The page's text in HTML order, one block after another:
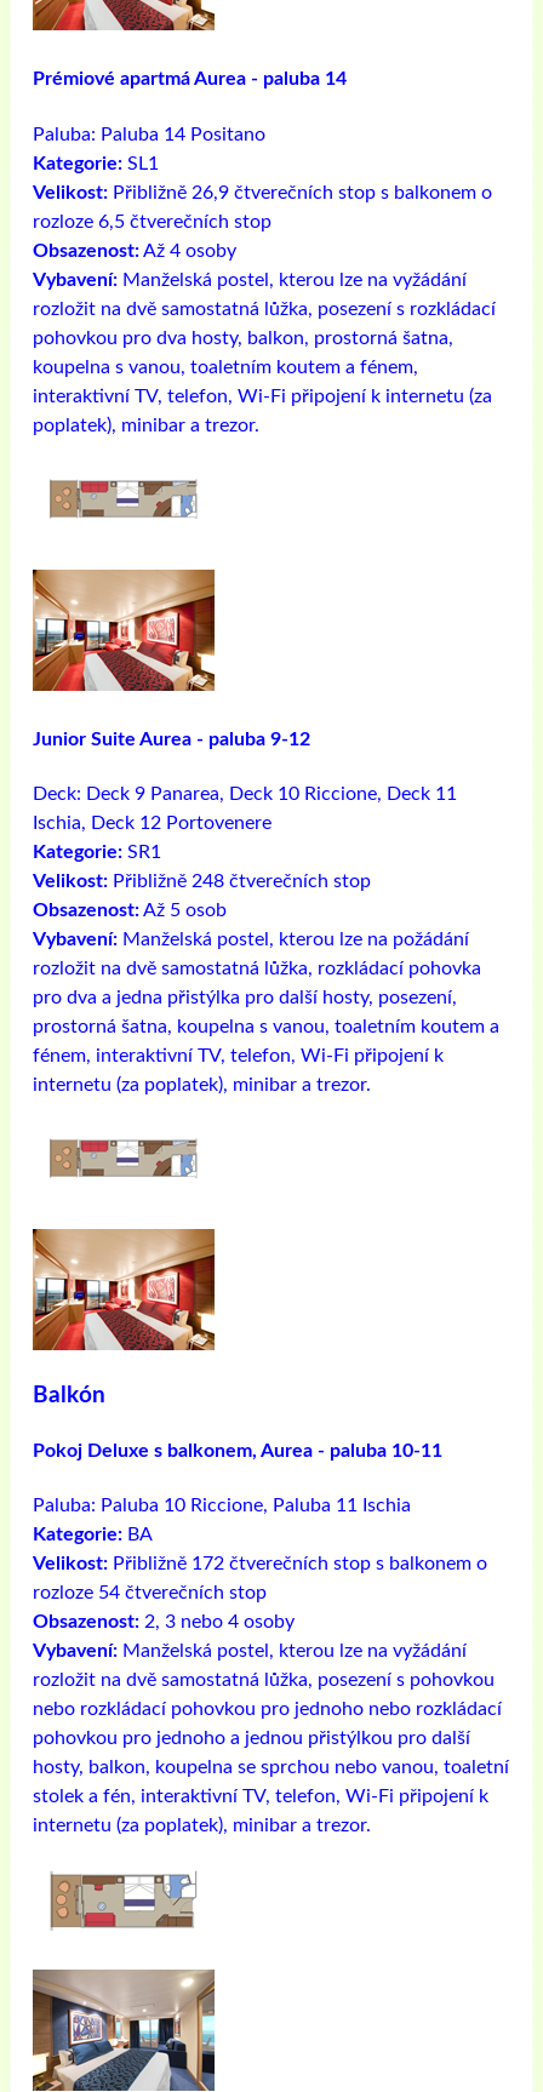
Prémiové apartmá Aurea - paluba 14
Paluba: Paluba 14 Positano
Kategorie: SL1
Velikost: Přibližně 26,9 čtverečních stop s balkonem o
rozloze 6,5 čtverečních stop
Obsazenost:Až 4 osoby
Vybavení: Manželská postel, kterou lze na vyžádání
rozložit na dvě samostatná lůžka, posezení s rozkládací
pohovkou pro dva hosty, balkon, prostorná šatna,
koupelna s vanou, toaletním koutem a fénem, ​​
interaktivní TV, telefon, Wi-Fi připojení k internetu (za
poplatek), minibar a trezor.
Junior Suite Aurea - paluba 9-12
Deck: Deck 9 Panarea, Deck 10 Riccione, Deck 11
Ischia, Deck 12 Portovenere
Kategorie: SR1
Velikost: Přibližně 248 čtverečních stop
Obsazenost:Až 5 osob
Vybavení: Manželská postel, kterou lze na požádání
rozložit na dvě samostatná lůžka, rozkládací pohovka
pro dva a jedna přistýlka pro další hosty, posezení,
prostorná šatna, koupelna s vanou, toaletním koutem a
fénem, ​​interaktivní TV, telefon, Wi-Fi připojení k
internetu (za poplatek), minibar a trezor.
Balkón
Pokoj Deluxe s balkonem, Aurea - paluba 10-11
Paluba: Paluba 10 Riccione, Paluba 11 Ischia
Kategorie: BA
Velikost: Přibližně 172 čtverečních stop s balkonem o
rozloze 54 čtverečních stop
Obsazenost: 2, 3 nebo 4 osoby
Vybavení: Manželská postel, kterou lze na vyžádání
rozložit na dvě samostatná lůžka, posezení s pohovkou
nebo rozkládací pohovkou pro jednoho nebo rozkládací
pohovkou pro jednoho a jednou přistýlkou ​​pro další
hosty, balkon, koupelna se sprchou nebo vanou, toaletní
stolek a fén, interaktivní TV, telefon, Wi-Fi připojení k
internetu (za poplatek), minibar a trezor.